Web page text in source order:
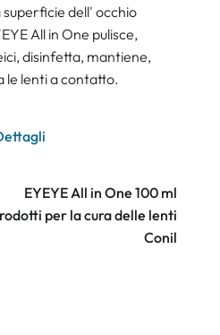
dell' occhio
All in One pulisce,
disinfetta, mantiene,
le lenti a contatto.
EYEYE All in One 100 ml
per la cura delle lenti
Conil